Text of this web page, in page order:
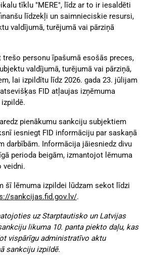
tīklu "MERE", līdz ar to ir iesaldēti
līdzekļi un saimnieciskie resursi,
valdījumā, turējumā vai pārziņā
personu īpašumā esošās preces,
valdījumā, turējumā vai pārziņā,
lai izpildītu līdz 2026. gada 23. jūlijam
FID atļaujas izņēmuma
pienākumu sankciju subjektiem
iesniegt FID informāciju par saskaņā
darbībām. Informācija jāiesniedz divu
perioda beigām, izmantojot lēmuma
veidni.
šī lēmuma izpildei lūdzam sekot līdzi
sankcijas.fid.gov.lv/.
uz Starptautisko un Latvijas
likuma 10. panta piekto daļu, kas
vispārīgu administratīvo aktu
sankciju izpildē.